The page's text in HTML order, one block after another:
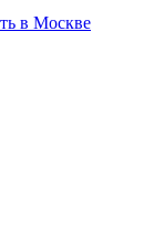
в Москве